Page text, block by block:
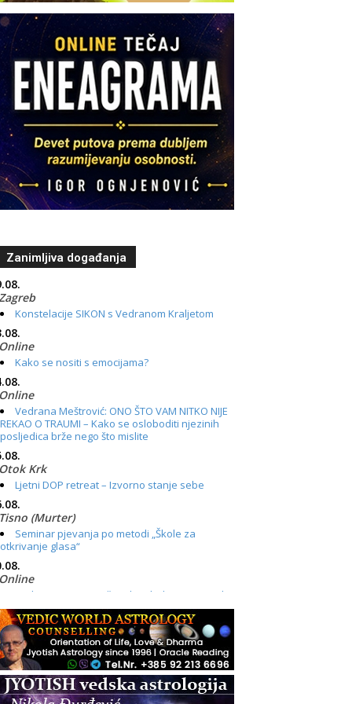
Zanimljiva događanja
Konstelacije SIKON s Vedranom Kraljetom
Online
Kako se nositi s emocijama?
Online
Vedrana Meštrović: ONO ŠTO VAM NITKO NIJE
REKAO O TRAUMI – Kako se osloboditi njezinih
posljedica brže nego što mislite
Otok Krk
Ljetni DOP retreat – Izvorno stanje sebe
Tisno (Murter)
Seminar pjevanja po metodi „Škole za
otkrivanje glasa“
Online
Radionica: Pomagači iz drugih dimenzija Online
– otvoreno za sve
Osnovni ThetaHealing® tečaj, Zagreb i Online
Zagreb